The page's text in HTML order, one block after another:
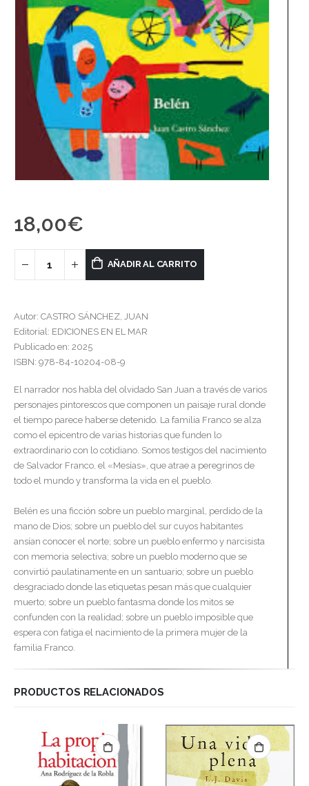
18,00€
AÑADIR AL CARRITO
Autor: CASTRO SÁNCHEZ, JUAN
Editorial: EDICIONES EN EL MAR
Publicado en: 2025
ISBN: 978-84-10204-08-9
El narrador nos habla del olvidado San Juan a través de varios
personajes pintorescos que componen un paisaje rural donde
el tiempo parece haberse detenido. La familia Franco se alza
como el epicentro de varias historias que funden lo
extraordinario con lo cotidiano. Somos testigos del nacimiento
de Salvador Franco, el «Mesías», que atrae a peregrinos de
todo el mundo y transforma la vida en el pueblo.
Belén es una ficción sobre un pueblo marginal, perdido de la
mano de Dios; sobre un pueblo del sur cuyos habitantes
ansían conocer el norte; sobre un pueblo enfermo y narcisista
con memoria selectiva; sobre un pueblo moderno que se
convirtió paulatinamente en un santuario; sobre un pueblo
desgraciado donde las etiquetas pesan más que cualquier
muerto; sobre un pueblo fantasma donde los mitos se
confunden con la realidad; sobre un pueblo imposible que
espera con fatiga el nacimiento de la primera mujer de la
familia Franco.
PRODUCTOS RELACIONADOS